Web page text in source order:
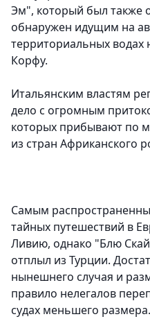
Эм", который был также
обнаружен идущим на
территориальных водах
Корфу.
Итальянским властям
дело с огромным
которых прибывают по
из стран Африканского
Самым
тайных путешествий в
Ливию, однако "Блю
отплыл из Турции.
нынешнего случая и
правило нелегалов
судах меньшего размера.